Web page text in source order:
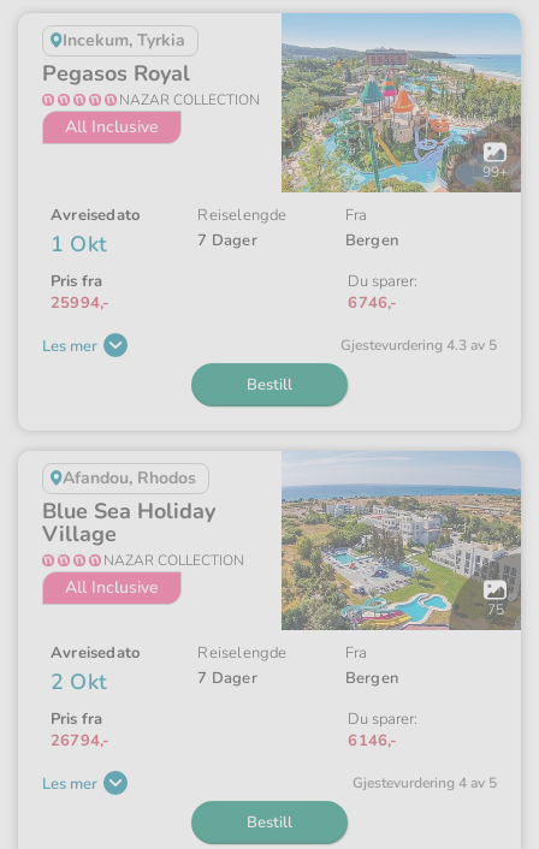
Incekum, Tyrkia
Pegasos Royal
NAZAR COLLECTION
All Inclusive
Åpne
galleriet
99+
Avreisedato
1 Okt
Reiselengde
7 Dager
Fra
Bergen
Pris fra
25994,-
Du sparer:
6746,-
Les mer
Gjeste­vurdering 4.3 av 5
Bestill
Afandou, Rhodos
Blue Sea Holiday
Village
NAZAR COLLECTION
All Inclusive
Åpne
galleriet
75
Avreisedato
2 Okt
Reiselengde
7 Dager
Fra
Bergen
Pris fra
26794,-
Du sparer:
6146,-
Les mer
Gjeste­vurdering 4 av 5
Bestill